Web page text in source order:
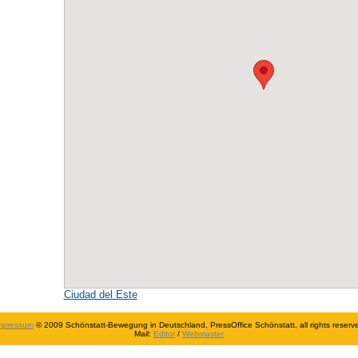
Ciudad del Este
© 2009 Schönstatt-Bewegung in Deutschland, PressOffice Schönstatt, all rights
Mail: Editor / Webmaster